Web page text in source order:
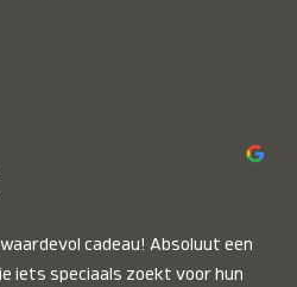
cadeau! Absoluut een
iets speciaals zoekt voor hun